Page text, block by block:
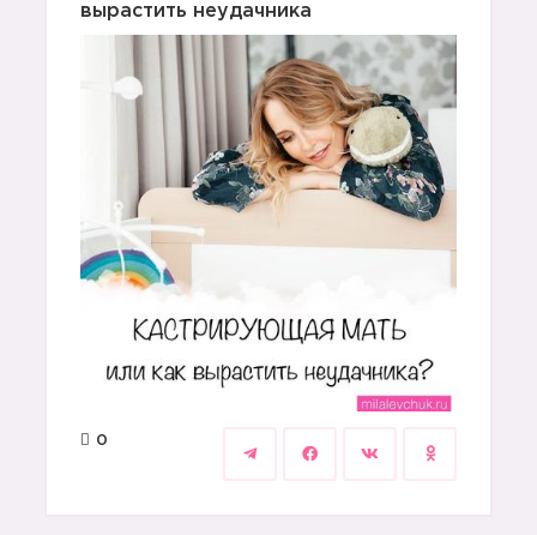
вырастить неудачника
0